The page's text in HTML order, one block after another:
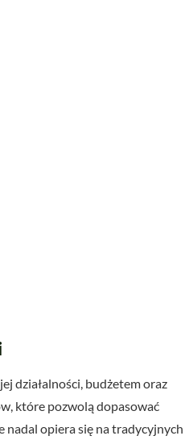
działalności, budżetem oraz
które pozwolą dopasować
nadal opiera się na tradycyjnych